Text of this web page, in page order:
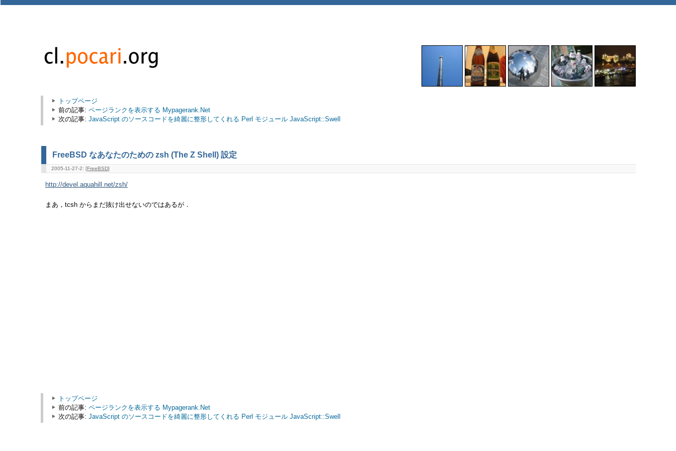
トップページ
前の記事: ページランクを表示する Mypagerank.Net
次の記事: JavaScript のソースコードを綺麗に整形してくれる Perl モジュール JavaScript::Swell
FreeBSD なあなたのための zsh (The Z Shell) 設定
2005-11-27-2: [FreeBSD]
http://devel.aquahill.net/zsh/
まあ，tcsh からまだ抜け出せないのではあるが．
トップページ
前の記事: ページランクを表示する Mypagerank.Net
次の記事: JavaScript のソースコードを綺麗に整形してくれる Perl モジュール JavaScript::Swell